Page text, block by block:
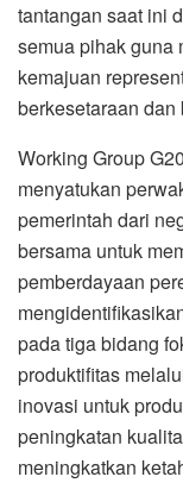
tantangan saat ini
semua pihak guna
kemajuan
berkesetaraan dan
Working Group
menyatukan
pemerintah dari
bersama untuk
pemberdayaan
pada tiga bidang
produktifitas
inovasi untuk
peningkatan
meningkatkan